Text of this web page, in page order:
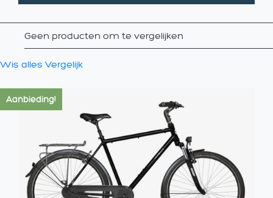
Geen producten om te vergelijken
Wis alles Vergelijk
Aanbieding!